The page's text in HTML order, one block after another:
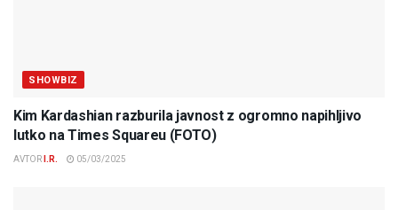
SHOWBIZ
Kim Kardashian razburila javnost z ogromno napihljivo
lutko na Times Squareu (FOTO)
AVTOR I.R. 05/03/2025